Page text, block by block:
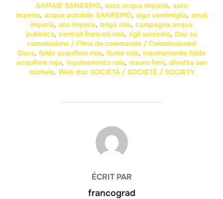
AAMAIE SANREMO, aato acqua imperia, aato
imperia, acqua potabile SANREMO, aiga ventimiglia, amat
imperia, ato imperia, briga roia, campagna acqua
pubblica, centrali francesi roia, cgil sanremo, Doc su
commissione / Films de commande / Commissioned
Docs, falde acquifere roia, fiume roia, inquinamento falde
acquifere roja, inquinamento roia, mauro ferri, olivetta san
michele, Web doc SOCIETÀ / SOCIETÉ / SOCIETY
AUTEUR DE LA PUBLICATION
ÉCRIT PAR
francograd